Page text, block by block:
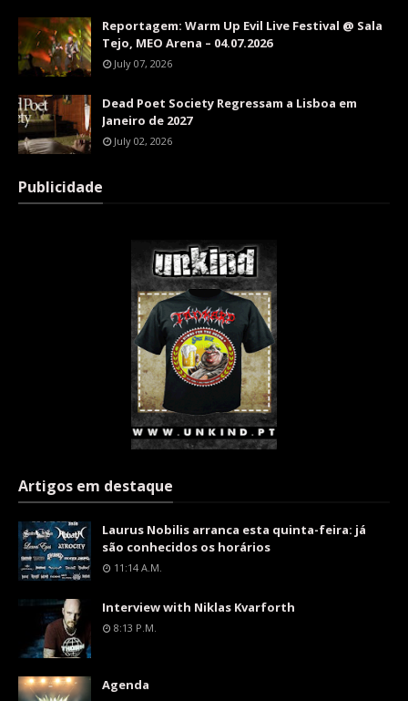
Reportagem: Warm Up Evil Live Festival @ Sala
Tejo, MEO Arena – 04.07.2026
July 07, 2026
Dead Poet Society Regressam a Lisboa em
Janeiro de 2027
July 02, 2026
Publicidade
Artigos em destaque
Laurus Nobilis arranca esta quinta-feira: já
são conhecidos os horários
11:14 A.m.
Interview with Niklas Kvarforth
8:13 P.m.
Agenda